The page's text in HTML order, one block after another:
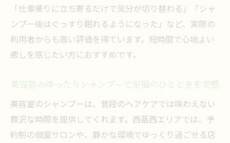
「仕事帰りに立ち寄るだけで気分が切り替わる」「シャ
ンプー後はぐっすり眠れるようになった」など、実際の
利用者からも高い評価を得ています。短時間で心地よい
癒しを感じたい方におすすめです。
美容室のゆったりシャンプーで至福のひとときを実感
美容室のシャンプーは、普段のヘアケアでは味わえない
贅沢な時間を提供してくれます。西葛西エリアでは、予
約制の個室サロンや、静かな環境でゆっくり過ごせる店